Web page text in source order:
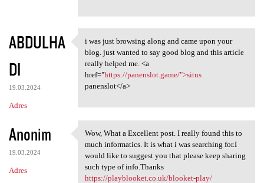
ABDULHA
DI
19.03.2024
Adres
i was just browsing along and
i was just browsing along and came upon your
blog. just wanted to say good blog and this article
really helped me. <a
href="https://panenslot.game/">situs
panenslot</a>
Anonim
19.03.2024
Adres
Wow, What a Excellent post. I
Wow, What a Excellent post. I really found this to
much informatics. It is what i was searching for.I
would like to suggest you that please keep sharing
such type of info.Thanks
https://playblooket.co.uk/blooket-play/